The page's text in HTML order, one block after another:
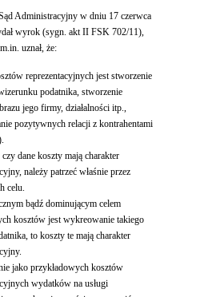
Administracyjny w dniu 17 czerwca
wyrok (sygn. akt II FSK 702/11),
uznał, że:
reprezentacyjnych jest stworzenie
podatnika, stworzenie
jego firmy, działalności itp.,
pozytywnych relacji z kontrahentami
czy dane koszty mają charakter
należy patrzeć właśnie przez
celu.
bądź dominującym celem
kosztów jest wykreowanie takiego
to koszty te mają charakter
jako przykładowych kosztów
wydatków na usługi